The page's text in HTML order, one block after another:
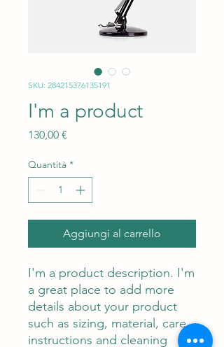
SKU: 284215376135191
I'm a product
130,00 €
Quantità *
Aggiungi al carrello
I'm a product description. I'm
a great place to add more
details about your product
such as sizing, material, care
instructions and cleaning